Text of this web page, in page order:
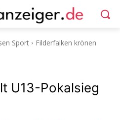
Sport
Filderfalken krönen
U13-Pokalsieg